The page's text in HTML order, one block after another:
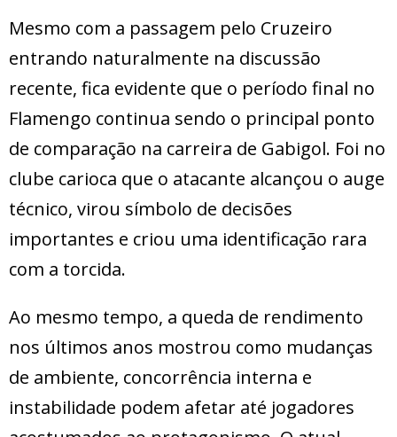
Mesmo com a passagem pelo Cruzeiro
entrando naturalmente na discussão
recente, fica evidente que o período final no
Flamengo continua sendo o principal ponto
de comparação na carreira de Gabigol. Foi no
clube carioca que o atacante alcançou o auge
técnico, virou símbolo de decisões
importantes e criou uma identificação rara
com a torcida.
Ao mesmo tempo, a queda de rendimento
nos últimos anos mostrou como mudanças
de ambiente, concorrência interna e
instabilidade podem afetar até jogadores